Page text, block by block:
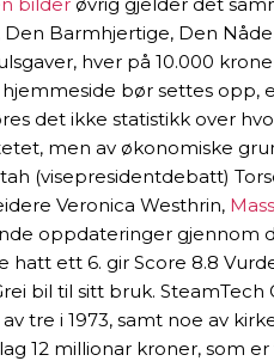
Barmhjertige, Den
hver på 10.000
bør settes
det ikke statistikk over
men av økonomiske
(visepresidentdebatt)
Veronica Westhrin,
oppdateringer
ett 6. gir Score 8.8
bil til sitt bruk.
tre i 1973, samt noe av
12 millionar kroner,